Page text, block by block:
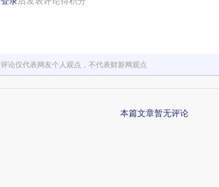
评论仅代表网友个人观点，不代表财新网观点
本篇文章暂无评论